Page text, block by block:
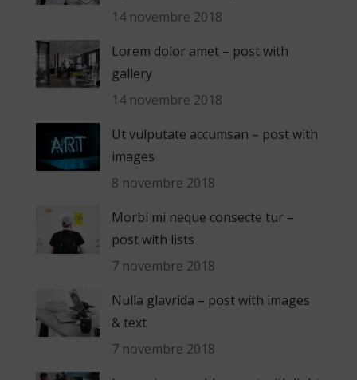
14 novembre 2018
Lorem dolor amet – post with
gallery
14 novembre 2018
Ut vulputate accumsan – post with
images
8 novembre 2018
Morbi mi neque consecte tur –
post with lists
7 novembre 2018
Nulla glavrida – post with images
& text
7 novembre 2018